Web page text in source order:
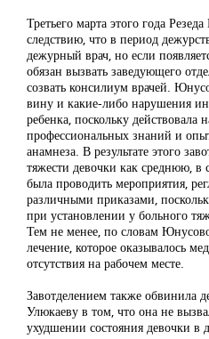
Третьего марта этого года
следствию, что в период
дежурный врач, но если
обязан вызвать заведующего
созвать консилиум врачей.
вину и какие-либо нарушения
ребенка, поскольку действовала
профессиональных знаний и
анамнеза. В результате этого
тяжести девочки как среднюю, в
была проводить мероприятия,
различными приказами,
при установлении у больного
Тем не менее, по словам
лечение, которое оказывалось
отсутствия на рабочем месте.
Завотделением также обвинила
Улюкаеву в том, что она не
ухудшении состояния девочки в